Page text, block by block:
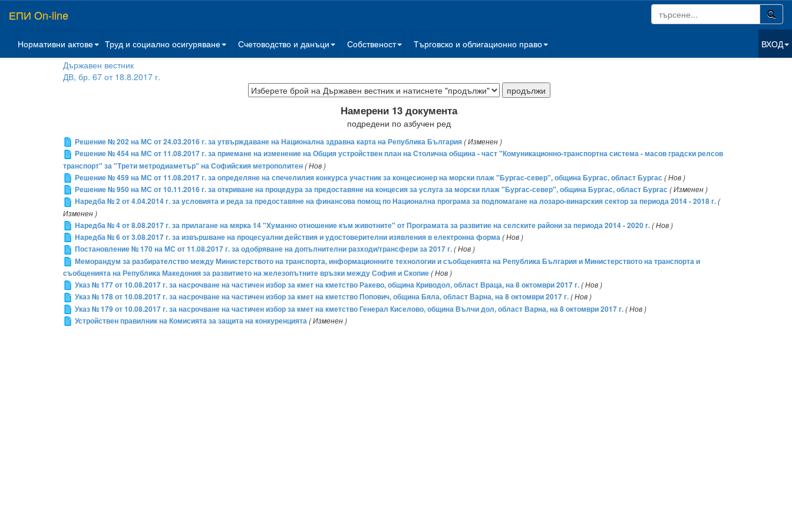
ЕПИ On-line
Нормативни актове Труд и социално осигуряване Счетоводство и данъци Собственост Търговско и облигационно право
ВХОД
Държавен вестник
ДВ, бр. 67 от 18.8.2017 г.
Намерени 13 документа
подредени по азбучен ред
Решение № 202 на МС от 24.03.2016 г. за утвърждаване на Национална здравна карта на Република България( Изменен )
Решение № 454 на МС от 11.08.2017 г. за приемане на изменение на Общия устройствен план на Столична община - част "Комуникационно-транспортна система - масов градски релсов
транспорт" за "Трети метродиаметър" на Софийския метрополитен( Нов )
Решение № 459 на МС от 11.08.2017 г. за определяне на спечелилия конкурса участник за концесионер на морски плаж "Бургас-север", община Бургас, област Бургас( Нов )
Решение № 950 на МС от 10.11.2016 г. за откриване на процедура за предоставяне на концесия за услуга за морски плаж "Бургас-север", община Бургас, област Бургас( Изменен )
Наредба № 2 от 4.04.2014 г. за условията и реда за предоставяне на финансова помощ по Национална програма за подпомагане на лозаро-винарския сектор за периода 2014 - 2018 г.(
Изменен )
Наредба № 4 от 8.08.2017 г. за прилагане на мярка 14 "Хуманно отношение към животните" от Програмата за развитие на селските райони за периода 2014 - 2020 г.( Нов )
Наредба № 6 от 3.08.2017 г. за извършване на процесуални действия и удостоверителни изявления в електронна форма( Нов )
Постановление № 170 на МС от 11.08.2017 г. за одобряване на допълнителни разходи/трансфери за 2017 г.( Нов )
Меморандум за разбирателство между Министерството на транспорта, информационните технологии и съобщенията на Република България и Министерството на транспорта и
съобщенията на Република Македония за развитието на железопътните връзки между София и Скопие( Нов )
Указ № 177 от 10.08.2017 г. за насрочване на частичен избор за кмет на кметство Ракево, община Криводол, област Враца, на 8 октомври 2017 г.( Нов )
Указ № 178 от 10.08.2017 г. за насрочване на частичен избор за кмет на кметство Попович, община Бяла, област Варна, на 8 октомври 2017 г.( Нов )
Указ № 179 от 10.08.2017 г. за насрочване на частичен избор за кмет на кметство Генерал Киселово, община Вълчи дол, област Варна, на 8 октомври 2017 г.( Нов )
Устройствен правилник на Комисията за защита на конкуренцията( Изменен )